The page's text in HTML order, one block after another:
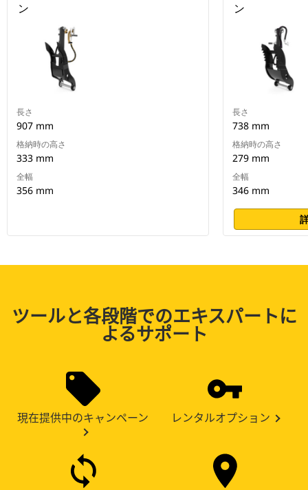
ン
長さ
907 mm
格納時の高さ
333 mm
全幅
356 mm
ン
長さ
738 mm
格納時の高さ
279 mm
全幅
346 mm
ツールと各段階でのエキスパートに
よるサポート
現在提供中のキャンペーン レンタルオプション